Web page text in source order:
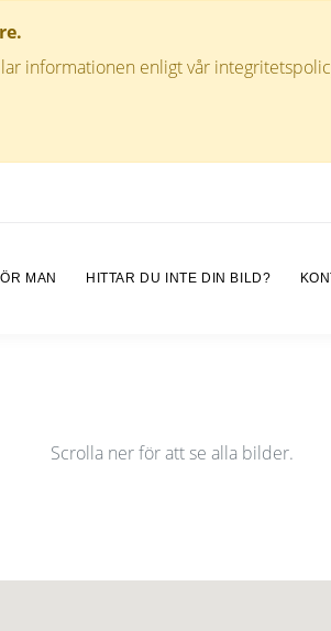
informationen enligt vår
MAN HITTAR DU INTE DIN BILD?
Scrolla ner för att se alla bilder.